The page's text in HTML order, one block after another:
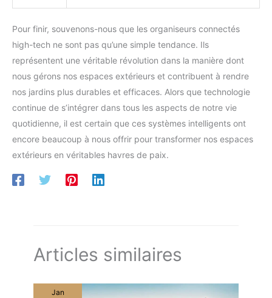
Pour finir, souvenons-nous que les organiseurs connectés
high-tech ne sont pas qu’une simple tendance. Ils
représentent une véritable révolution dans la manière dont
nous gérons nos espaces extérieurs et contribuent à rendre
nos jardins plus durables et efficaces. Alors que technologie
continue de s’intégrer dans tous les aspects de notre vie
quotidienne, il est certain que ces systèmes intelligents ont
encore beaucoup à nous offrir pour transformer nos espaces
extérieurs en véritables havres de paix.
Articles similaires
Jan